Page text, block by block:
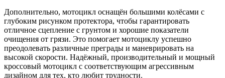
Дополнительно, мотоцикл оснащён большими колёсами с
глубоким рисунком протектора, чтобы гарантировать
отличное сцепление с грунтом и хорошие показатели
очищения от грязи. Это помогает мотоциклу успешно
преодолевать различные преграды и маневрировать на
высокой скорости. Надёжный, производительный и мощный
кроссовый мотоцикл с соответствующим агрессивным
дизайном для тех, кто любит трудности.